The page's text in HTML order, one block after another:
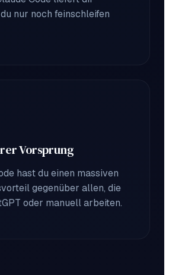
nur noch feinschleifen
Vorsprung
hast du einen massiven
gegenüber allen, die
oder manuell arbeiten.